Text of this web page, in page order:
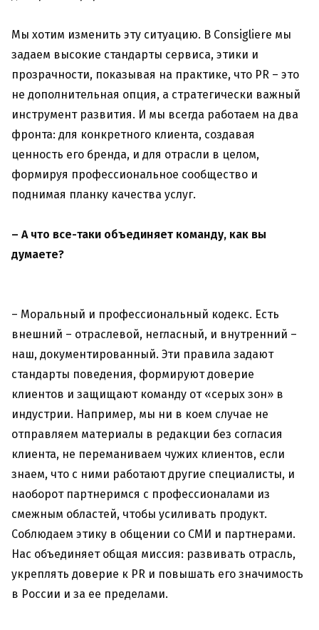
Мы хотим изменить эту ситуацию. В Consigliere мы
задаем высокие стандарты сервиса, этики и
прозрачности, показывая на практике, что PR – это
не дополнительная опция, а стратегически важный
инструмент развития. И мы всегда работаем на два
фронта: для конкретного клиента, создавая
ценность его бренда, и для отрасли в целом,
формируя профессиональное сообщество и
поднимая планку качества услуг.
– А что все-таки объединяет команду, как вы
думаете?
– Моральный и профессиональный кодекс. Есть
внешний – отраслевой, негласный, и внутренний –
наш, документированный. Эти правила задают
стандарты поведения, формируют доверие
клиентов и защищают команду от «серых зон» в
индустрии. Например, мы ни в коем случае не
отправляем материалы в редакции без согласия
клиента, не переманиваем чужих клиентов, если
знаем, что с ними работают другие специалисты, и
наоборот партнеримся с профессионалами из
смежным областей, чтобы усиливать продукт.
Соблюдаем этику в общении со СМИ и партнерами.
Нас объединяет общая миссия: развивать отрасль,
укреплять доверие к PR и повышать его значимость
в России и за ее пределами.